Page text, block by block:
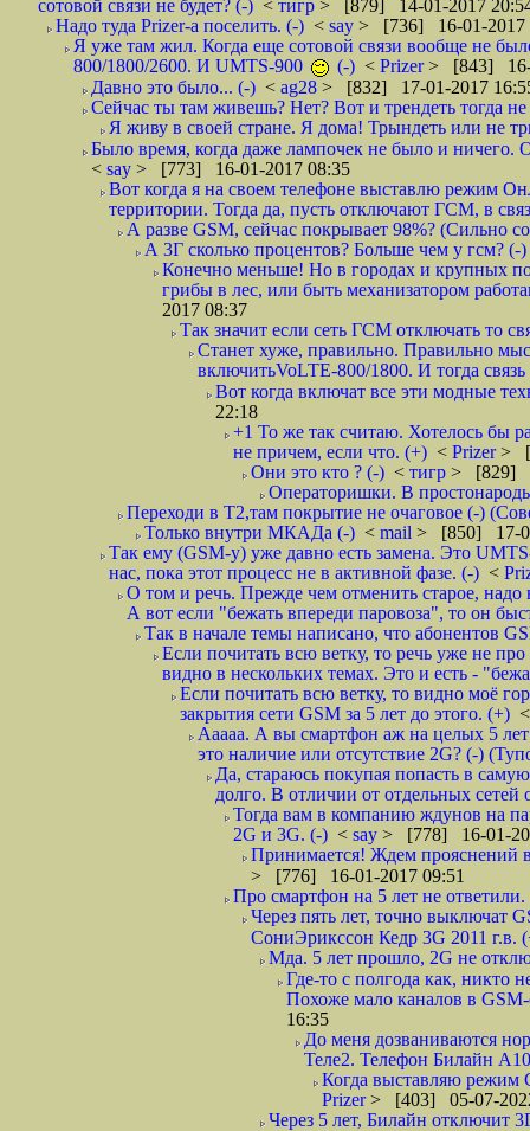
сотовой связи не будет? (-) < тигр > [879] 14-01-2017
Надо туда Prizer-а поселить. (-) < say > [736] 16-01-2017
Я уже там жил. Когда еще сотовой связи вообще не
800/1800/2600. И UMTS-900
(-) < Prizer> [843] 16-
Давно это было... (-) < ag28 > [832] 17-01-2017
Сейчас ты там живешь? Нет? Вот и трендеть тогда
Я живу в своей стране. Я дома! Трындеть или не
Было время, когда даже лампочек не было и ничего.
< say > [773] 16-01-2017 08:35
Вот когда я на своем телефоне выставлю режим
территории. Тогда да, пусть отключают ГСМ, в
А разве GSM, сейчас покрывает 98%? (Сильно
А 3Г сколько процентов? Больше чем у гсм? (-)
Конечно меньше! Но в городах и крупных
грибы в лес, или быть механизатором
2017 08:37
Так значит если сеть ГСМ отключать то
Станет хуже, правильно. Правильно
включитьVoLTE-800/1800. И тогда связь
Вот когда включат все эти модные
22:18
+1 То же так считаю. Хотелось бы
не причем, если что. (+) < Prizer>
Они это кто ? (-) < тигр > [829]
Операторишки. В
Переходи в Т2,там покрытие не очаговое (-)
Только внутри МКАДа (-) < mail > [850] 17-
Так ему (GSM-у) уже давно есть замена. Это
нас, пока этот процесс не в активной фазе. (-) <
О том и речь. Прежде чем отменить старое, надо
А вот если "бежать впереди паровоза", то он
Так в начале темы написано, что абонентов
Если почитать всю ветку, то речь уже не
видно в нескольких темах. Это и есть -
Если почитать всю ветку, то видно моё
закрытия сети GSM за 5 лет до этого. (+)
Ааааа. А вы смартфон аж на целых 5 лет
это наличие или отсутствие 2G? (-)
Да, стараюсь покупая попасть в
долго. В отличии от отдельных сетей
Тогда вам в компанию ждунов на
2G и 3G. (-) < say > [778] 16-01-
Принимается! Ждем прояснений
> [776] 16-01-2017 09:51
Про смартфон на 5 лет не ответили.
Через пять лет, точно выключат
СониЭрикссон Кедр 3G 2011 г.в.
Мда. 5 лет прошло, 2G не
Где-то с полгода как, никто
Похоже мало каналов в
16:35
До меня дозваниваются
Теле2. Телефон Билайн
Когда выставляю режим
Prizer> [403] 05-07-
Через 5 лет, Билайн отключит